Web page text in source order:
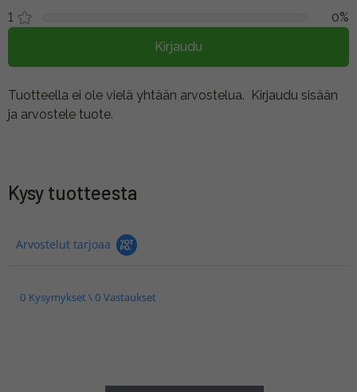
1
0%
Kirjaudu
Tuotteella ei ole vielä yhtään arvostelua. Kirjaudu sisään
ja arvostele tuote.
Kysy tuotteesta
Arvostelut tarjoaa
0 Kysymykset \ 0 Vastaukset